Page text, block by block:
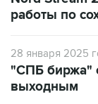
работы по
28 января 2025
"СПБ биржа"
выходным